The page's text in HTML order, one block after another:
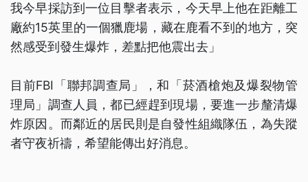
我今早採訪到一位目擊者表示，今天早上他在距離工
廠約15英里的一個獵鹿場，藏在鹿看不到的地方，突
然感受到發生爆炸，差點把他震出去」
目前FBI「聯邦調查局」，和「菸酒槍炮及爆裂物管
理局」調查人員，都已經趕到現場，要進一步釐清爆
炸原因。而鄰近的居民則是自發性組織隊伍，為失蹤
者守夜祈禱，希望能傳出好消息。